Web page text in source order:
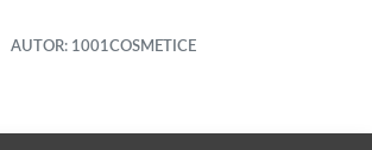
AUTOR: 1001COSMETICE